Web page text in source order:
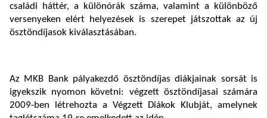
családi háttér, a különórák száma, valamint a különböző
versenyeken elért helyezések is szerepet játszottak az új
ösztöndíjasok kiválasztásában.
Az MKB Bank pályakezdő ösztöndíjas diákjainak sorsát is
igyekszik nyomon követni: végzett ösztöndíjasai számára
2009-ben létrehozta a Végzett Diákok Klubját, amelynek